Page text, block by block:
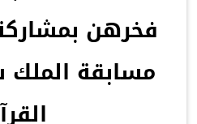
فخرهن
مسابقة